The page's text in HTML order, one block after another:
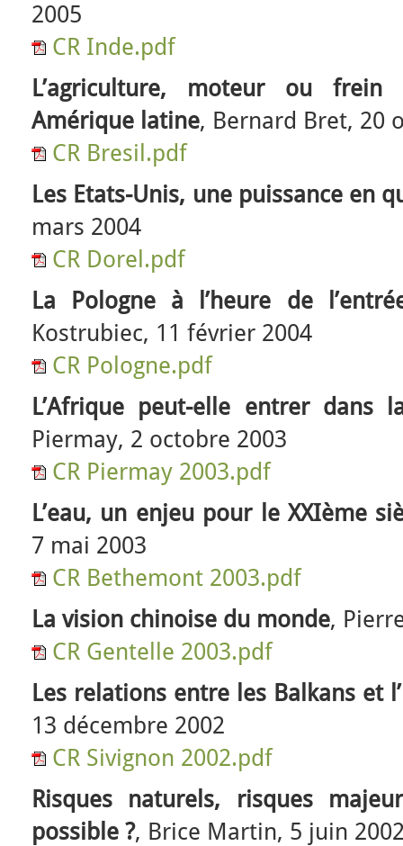
2005
CR Inde.pdf
L’agriculture, moteur ou
Amérique latine, Bernard Bret, 20
CR Bresil.pdf
Les Etats-Unis, une puissance en
mars 2004
CR Dorel.pdf
La Pologne à l’heure de
Kostrubiec, 11 février 2004
CR Pologne.pdf
L’Afrique peut-elle entrer dans
Piermay, 2 octobre 2003
CR Piermay 2003.pdf
L’eau, un enjeu pour le XXIème
7 mai 2003
CR Bethemont 2003.pdf
La vision chinoise du monde,
CR Gentelle 2003.pdf
Les relations entre les Balkans et
13 décembre 2002
CR Sivignon 2002.pdf
Risques naturels, risques
possible ?, Brice Martin, 5 juin